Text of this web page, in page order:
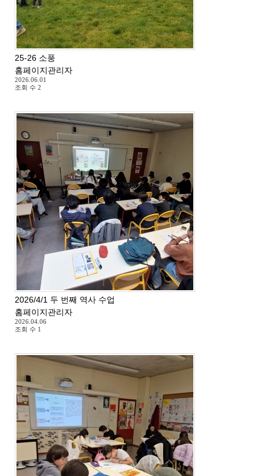
25-26 소풍
홈페이지관리자
2026.06.01
조회 수 2
2026/4/1 두 번째 역사 수업
홈페이지관리자
2026.04.06
조회 수 1